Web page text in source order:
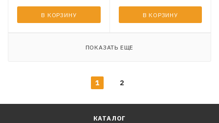
В КОРЗИНУ В КОРЗИНУ
ПОКАЗАТЬ ЕЩЕ
1 2
КАТАЛОГ